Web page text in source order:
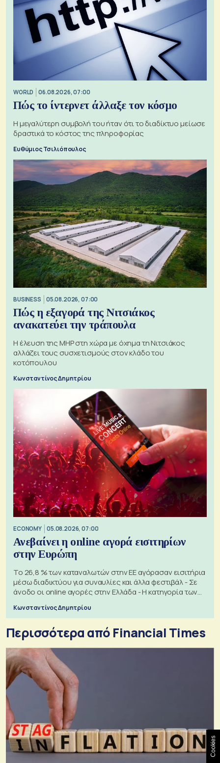
WORLD 06.08.2026, 07:00
Πώς το ίντερνετ άλλαξε τον κόσμο
Η μεγαλύτερη συμβολή του ήταν ότι το διαδίκτυο μείωσε
δραστικά το κόστος της πληροφορίας
Ευθύμιος Τσιλιόπουλος
BUSINESS 05.08.2026, 07:00
Πώς η εξαγορά της Νιτσιάκος
ανακατεύει την τράπουλα
H έλευση της MHP στη χώρα με όχημα τη Νιτσιάκος
αλλάζει τους συσχετισμούς στον κλάδο του
κοτόπουλου
Κωνσταντίνος Δημητρίου
ECONOMY 05.08.2026, 07:00
Ανεβαίνει η online αγορά εισιτηρίων
στην Ευρώπη
Το 26,8 % των καταναλωτών στην ΕΕ αγόρασαν εισιτήρια
μέσω διαδικτύου για συναυλίες και άλλα φεστιβάλ - Σε
άνοδο οι online αγορές στην Ελλάδα - Η κατηγορία των
Κωνσταντίνος Δημητρίου
Περισσότερα από Financial Times
Cookies